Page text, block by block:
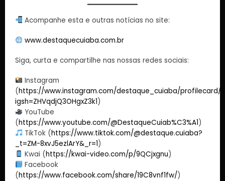
Acompanhe esta e outras notícias no site:
www.destaquecuiaba.com.br
Siga, curta e compartilhe nas nossas redes sociais:
Instagram
(https://www.instagram.com/destaque_cuiaba/profilecard/?
igsh=ZHVqdjQ3OHgxZ3k1)
YouTube
(https://www.youtube.com/@DestaqueCuiab%C3%A1)
TikTok (https://www.tiktok.com/@destaque.cuiaba?
_t=ZM-8xvJ5ezlArY&_r=1)
Kwai (https://kwai-video.com/p/9QCjxgnu)
Facebook
(https://www.facebook.com/share/19C8vnf1fw/)